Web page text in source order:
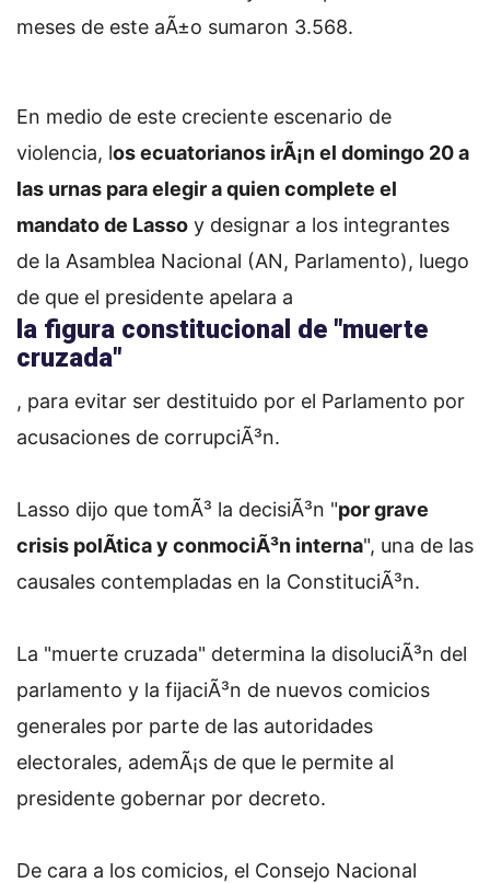
meses de este aÃ±o sumaron 3.568.
En medio de este creciente escenario de
violencia, los ecuatorianos irÃ¡n el domingo 20 a
las urnas para elegir a quien complete el
mandato de Lasso y designar a los integrantes
de la Asamblea Nacional (AN, Parlamento), luego
de que el presidente apelara a
la figura constitucional de "muerte
cruzada"
, para evitar ser destituido por el Parlamento por
acusaciones de corrupciÃ³n.
Lasso dijo que tomÃ³ la decisiÃ³n "por grave
crisis polÃ­tica y conmociÃ³n interna", una de las
causales contempladas en la ConstituciÃ³n.
La "muerte cruzada" determina la disoluciÃ³n del
parlamento y la fijaciÃ³n de nuevos comicios
generales por parte de las autoridades
electorales, ademÃ¡s de que le permite al
presidente gobernar por decreto.
De cara a los comicios, el Consejo Nacional